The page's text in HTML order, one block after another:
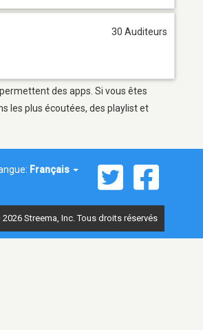
30 Auditeurs
des apps. Si vous êtes
les plus écoutées, des playlist et
Français
Streema, Inc. Tous droits réservés